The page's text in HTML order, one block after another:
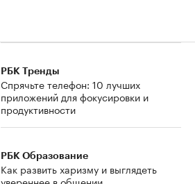
РБК Тренды
Спрячьте телефон: 10 лучших
продуктивности